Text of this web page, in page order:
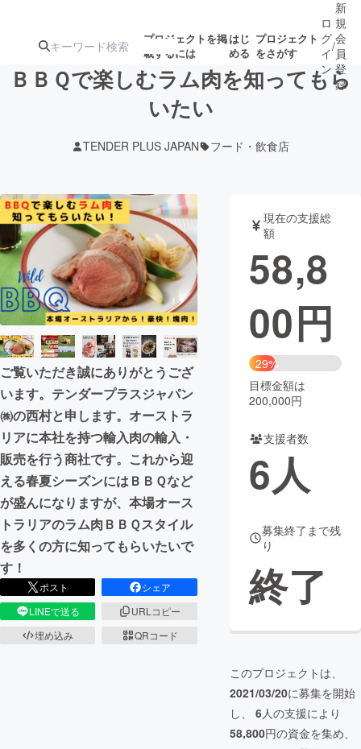
プロジェクトを掲
載するには
はじ
める
プロジェクト
をさがす
ターン
ジェクト
募集終了が近いプ
ロジェクト
アート・写真 音楽
テクノロジー・ガジェット ゲーム・
映像・映画 書籍・雑誌
ビジネス・起業 チャレンジ
まちづくり・地域活性化
CAMPFIRE for Social Good
CAMPFIRE Creation
CAMPFIREふるさと納税machi-ya コミュニティ
ロ
グ
イ
ン
/
新
規
会
員
登
録
ＢＢＱで楽しむラム肉を知ってもら
いたい
TENDER PLUS JAPAN フード・飲食店
ご覧いただき誠にありがとうござ
います。テンダープラスジャパン
㈱の西村と申します。オーストラ
リアに本社を持つ輸入肉の輸入・
販売を行う商社です。これから迎
える春夏シーズンにはＢＢＱなど
が盛んになりますが、本場オース
トラリアのラム肉ＢＢＱスタイル
を多くの方に知ってもらいたいで
す！
ポスト
シェア
LINEで送る
URLコピー
埋め込み
QRコード
現在の支援総
額
58,8
00円
29%
目標金額は
200,000円
支援者数
6人
募集終了まで残
り
終了
このプロジェクトは、
2021/03/20に募集を開始
し、 6人の支援により
58,800円の資金を集め、